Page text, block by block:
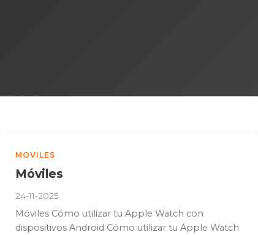
MOVILES
Móviles
24-11-2025
Móviles Cómo utilizar tu Apple Watch con
dispositivos Android Cómo utilizar tu Apple Watch